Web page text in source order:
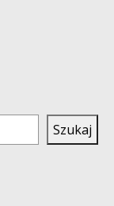
Szukaj